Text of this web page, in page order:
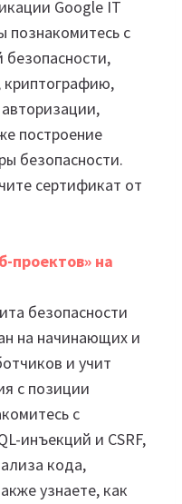
Google IT
познакомитесь с
криптографию,
построение
безопасности.
сертификат от
проектов» на
безопасности
на начинающих и
и учит
с позиции
с
инъекций и CSRF,
кода,
узнаете, как